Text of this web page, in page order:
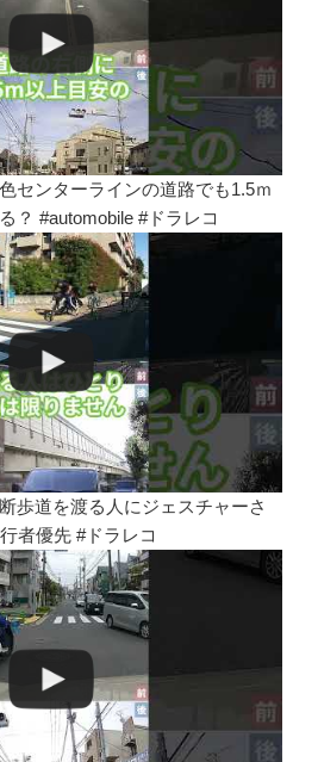
センターラインの道路でも1.5ｍ
？ #automobile #ドラレコ
歩道を渡る人にジェスチャーさ
者優先 #ドラレコ